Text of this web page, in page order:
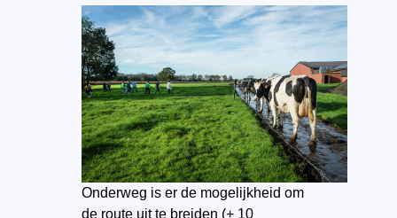
Onderweg is er de mogelijkheid om
de route uit te breiden (+ 10